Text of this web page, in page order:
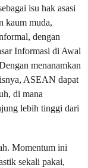
isu hak asasi
kaum muda,
dengan
Informasi di Awal
menanamkan
ASEAN dapat
di mana
lebih tinggi dari
Momentum ini
sekali pakai,